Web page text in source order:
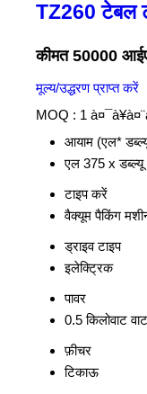
TZ260 टेबल
कीमत 50000
मूल्य/उद्धरण प्राप्त करें
MOQ : 1
आयाम (एल*
एल 375 x डब्ल्यू
टाइप करें
वैक्यूम पैकिंग
ड्राइव टाइप
इलेक्ट्रिक
पावर
0.5 किलोवाट
फ़ीचर
टिकाऊ